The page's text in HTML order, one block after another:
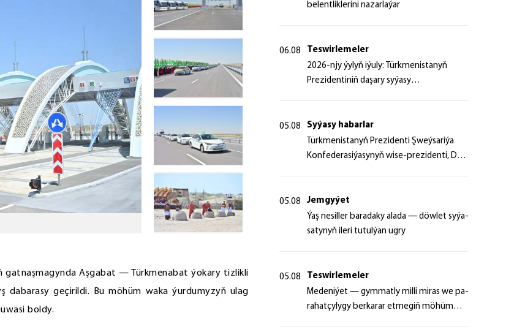
gatnaşmagynda Aşgabat — Türkmenabat ýokary tizlikli
geçirildi. Bu möhüm waka ýurdumyzyň ulag
boldy.
belentliklerini nazarlaýar
06.08
Teswirlemeler
2026-njy ýylyň iýuly: Türkmenistanyň
Prezidentiniň daşary syýasy
05.08
Syýasy habarlar
Türk­me­nis­ta­nyň Prezidenti Şweý­sa­ri­ýa
Kon­fe­de­ra­si­ýa­sy­nyň wi­se-prezidenti, Da­
05.08
Jemgyýet
Ýaş ne­sil­ler ba­ra­da­ky ala­da — döw­let sy­ýa­
sa­ty­nyň ile­ri tu­tul­ýan ug­ry
05.08
Teswirlemeler
Me­de­ni­ýet — gym­mat­ly milli mi­ras we pa­
ra­hat­çy­ly­gy ber­ka­rar et­me­giň mö­hüm